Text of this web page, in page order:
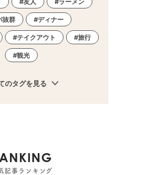
抜群 ディナー
テイクアウト 旅行
観光
のタグを見る
記事ランキング